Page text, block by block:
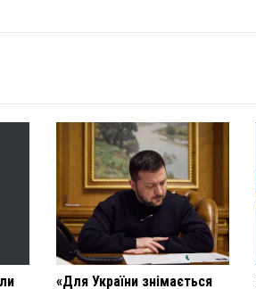
«Для України знімається